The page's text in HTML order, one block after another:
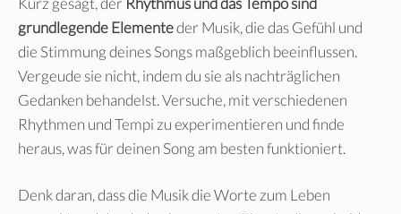
grundlegende Elementeder Musik, die das Gefühl und
die Stimmung deines Songs maßgeblich beeinflussen.
Vergeude sie nicht, indem du sie als nachträglichen
Gedanken behandelst. Versuche, mit verschiedenen
Rhythmen und Tempi zu experimentieren und finde
heraus, was für deinen Song am besten funktioniert.
Denk daran, dass die Musik die Worte zum Leben